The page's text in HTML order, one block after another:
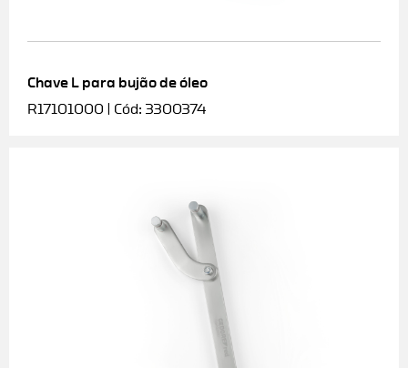
Chave L para bujão de óleo
R17101000 | Cód: 3300374